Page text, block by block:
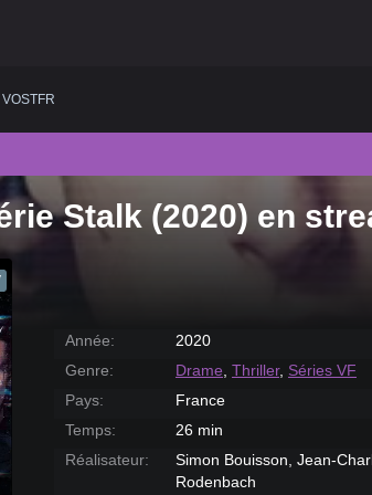
Romance
Science fiction
2015
Stalk (2020) en
Année:
2020
Genre:
Drame, Thriller, Séries VF
Pays:
France
Temps:
26 min
Réalisateur:
Simon Bouisson, Jean-
Rodenbach